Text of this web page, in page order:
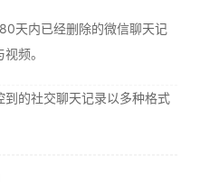
天内已经删除的微信聊天记
频。
到的社交聊天记录以多种格式